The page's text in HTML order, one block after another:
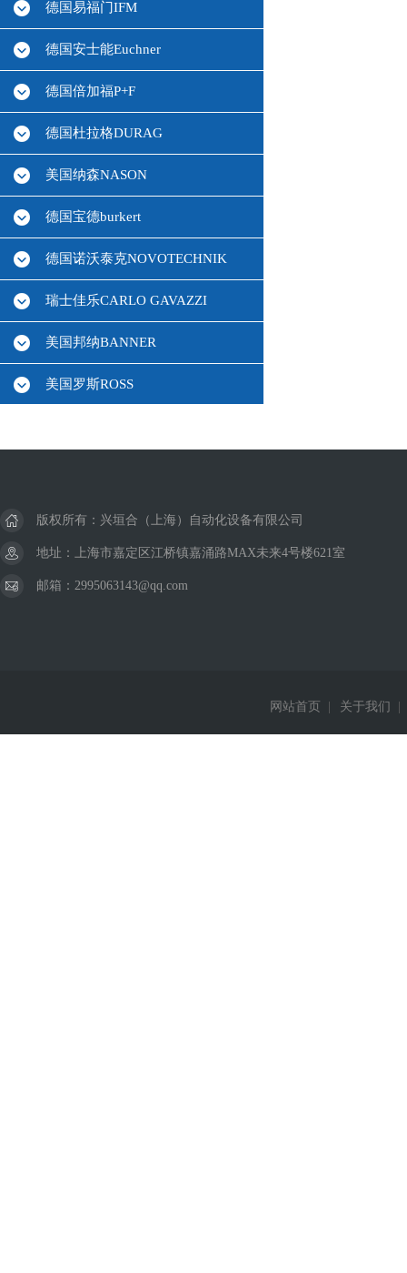
德国易福门IFM
德国安士能Euchner
德国倍加福P+F
德国杜拉格DURAG
美国纳森NASON
德国宝德burkert
德国诺沃泰克NOVOTECHNIK
瑞士佳乐CARLO GAVAZZI
美国邦纳BANNER
美国罗斯ROSS
德国西克SICK
美国杜博林DEUBLIN
版权所有：兴垣合（上海）自动化设备有限公司
地址：上海市嘉定区江桥镇嘉涌路MAX未来4号楼621室
邮箱：2995063143@qq.com
网站首页 关于我们